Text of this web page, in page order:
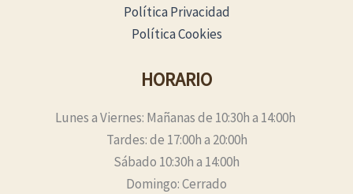
Política Privacidad
Política Cookies
HORARIO
Lunes a Viernes: Mañanas de 10:30h a 14:00h
Tardes: de 17:00h a 20:00h
Sábado 10:30h a 14:00h
Domingo: Cerrado